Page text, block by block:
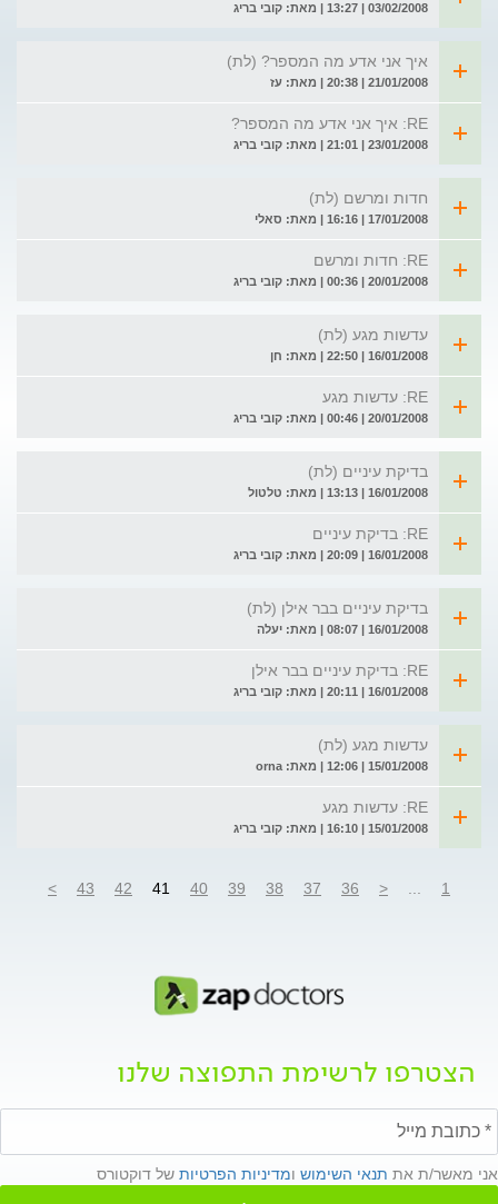
03/02/2008 | 13:27 | מאת: קובי בריג
איך אני אדע מה המספר? (לת)
21/01/2008 | 20:38 | מאת: עז
RE: איך אני אדע מה המספר?
23/01/2008 | 21:01 | מאת: קובי בריג
חדות ומרשם (לת)
17/01/2008 | 16:16 | מאת: סאלי
RE: חדות ומרשם
20/01/2008 | 00:36 | מאת: קובי בריג
עדשות מגע (לת)
16/01/2008 | 22:50 | מאת: חן
RE: עדשות מגע
20/01/2008 | 00:46 | מאת: קובי בריג
בדיקת עיניים (לת)
16/01/2008 | 13:13 | מאת: טלטול
RE: בדיקת עיניים
16/01/2008 | 20:09 | מאת: קובי בריג
בדיקת עיניים בבר אילן (לת)
16/01/2008 | 08:07 | מאת: יעלה
RE: בדיקת עיניים בבר אילן
16/01/2008 | 20:11 | מאת: קובי בריג
עדשות מגע (לת)
15/01/2008 | 12:06 | מאת: orna
RE: עדשות מגע
15/01/2008 | 16:10 | מאת: קובי בריג
1
<
36
37
38
39
40
41
42
43
>
הצטרפו לרשימת התפוצה שלנו
אני מאשר/ת את תנאי השימוש ומדיניות הפרטיות של דוקטורס